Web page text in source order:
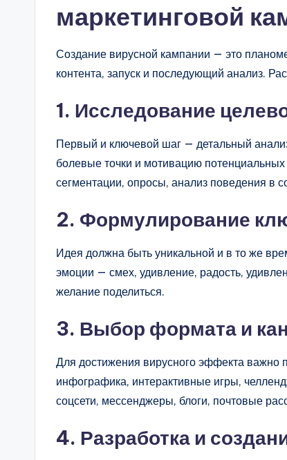
маркетинговой
Создание вирусной кампании — это
контента, запуск и последующий анализ.
1. Исследование
Первый и ключевой шаг — детальный
болевые точки и мотивацию
сегментации, опросы, анализ поведения в
2. Формулирование
Идея должна быть уникальной и в то же
эмоции — смех, удивление, радость,
желание поделиться.
3. Выбор формата и
Для достижения вирусного эффекта
инфографика, интерактивные игры,
соцсети, мессенджеры, блоги, почтовые
4. Разработка и